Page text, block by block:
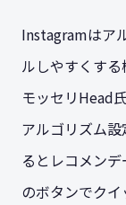
Instagramはア
ルしやすくす
モッセリHead
アルゴリズム
るとレコメン
のボタンでク